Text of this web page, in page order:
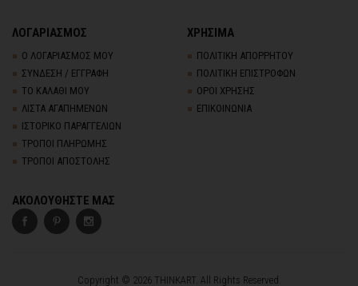
ΛΟΓΑΡΙΑΣΜΟΣ
Ο ΛΟΓΑΡΙΑΣΜΟΣ ΜΟΥ
ΣΥΝΔΕΣΗ / ΕΓΓΡΑΦΗ
ΤΟ ΚΑΛΑΘΙ ΜΟΥ
ΛΙΣΤΑ ΑΓΑΠΗΜΕΝΩΝ
ΙΣΤΟΡΙΚΟ ΠΑΡΑΓΓΕΛΙΩΝ
ΤΡΟΠΟΙ ΠΛΗΡΩΜΗΣ
ΤΡΟΠΟΙ ΑΠΟΣΤΟΛΗΣ
ΧΡΗΣΙΜΑ
ΠΟΛΙΤΙΚΗ ΑΠΟΡΡΗΤΟΥ
ΠΟΛΙΤΙΚΗ ΕΠΙΣΤΡΟΦΩΝ
ΟΡΟΙ ΧΡΗΣΗΣ
ΕΠΙΚΟΙΝΩΝΙΑ
ΑΚΟΛΟΥΘΗΣΤΕ ΜΑΣ
Copyright © 2026 THINKART. All Rights Reserved.